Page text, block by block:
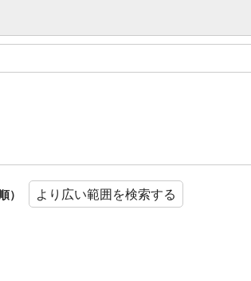
） より広い範囲を検索する